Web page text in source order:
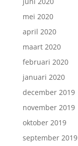
mei 2020
april 2020
maart 2020
februari 2020
januari 2020
december 2019
november 2019
oktober 2019
september 2019